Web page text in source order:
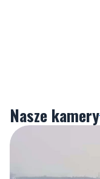
Nasze kamery